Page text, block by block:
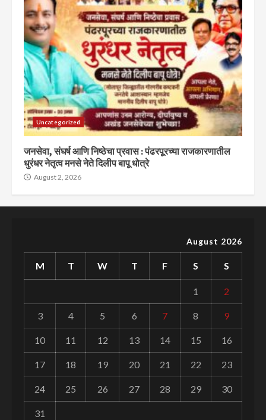
Uncategorized
जनसेवा, संघर्ष आणि निष्ठेचा प्रवास : पंढरपूरच्या राजकारणातील
धुरंधर नेतृत्व मनसे नेते दिलीप बापू धोत्रे
August 2, 2026
August 2026
M T W T F S S
1 2
3 4 5 6 7 8 9
10 11 12 13 14 15 16
17 18 19 20 21 22 23
24 25 26 27 28 29 30
31